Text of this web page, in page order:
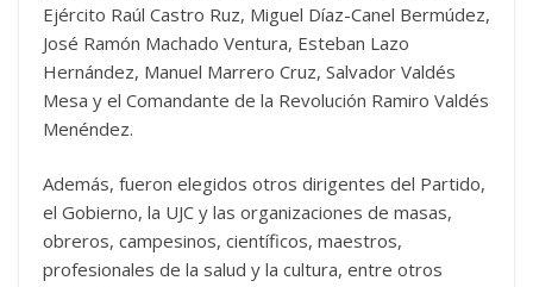
Ejército Raúl Castro Ruz, Miguel Díaz-Canel Bermúdez,
José Ramón Machado Ventura, Esteban Lazo
Hernández, Manuel Marrero Cruz, Salvador Valdés
Mesa y el Comandante de la Revolución Ramiro Valdés
Menéndez.
Además, fueron elegidos otros dirigentes del Partido,
el Gobierno, la UJC y las organizaciones de masas,
obreros, campesinos, científicos, maestros,
profesionales de la salud y la cultura, entre otros